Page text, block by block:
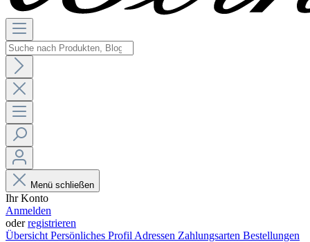
Menü schließen
Ihr Konto
Anmelden
oderregistrieren
Übersicht Persönliches Profil Adressen Zahlungsarten Bestellungen